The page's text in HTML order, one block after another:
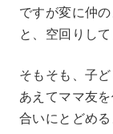
ですが変に仲
と、空回りし
そもそも、子
あえてママ友
合いにとどめる